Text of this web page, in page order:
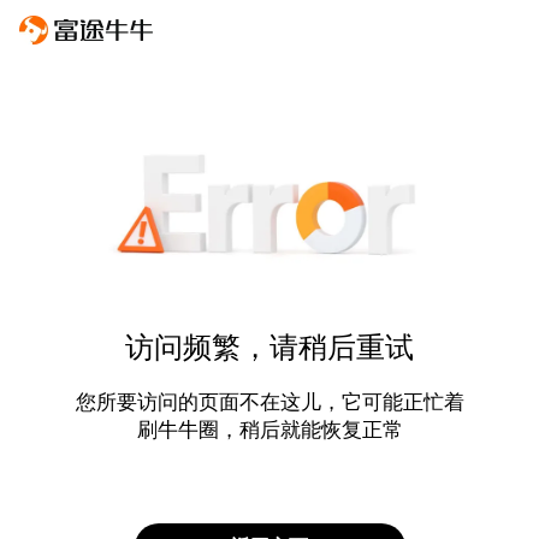
访问频繁，请稍后重试
您所要访问的页面不在这儿，它可能正忙着
刷牛牛圈，稍后就能恢复正常